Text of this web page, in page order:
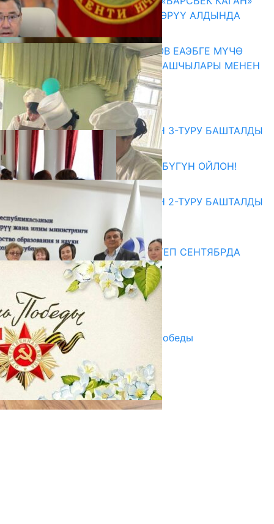
КӨРКӨМ ТАСМАСЫ ЖАРЫК КӨРҮҮ АЛДЫНДА
07.08.2026
ПРЕЗИДЕНТ САДЫР ЖАПАРОВ ЕАЭБГЕ МҮЧӨ
МАМЛЕКЕТТЕРДИН ӨКМӨТ БАШЧЫЛАРЫ МЕНЕН
ЖОЛУГУШТУ
07.08.2026
Абитуриент
ЖОЖДОРГО КАБЫЛ АЛУУНУН 3-ТУРУ БАШТАЛДЫ
27.07.2026
ӨЗҮҢДҮН КЕЛЕЧЕГИҢ ҮЧҮН БҮГҮН ОЙЛОН!
20.07.2026
ЖОЖДОРГО КАБЫЛ АЛУУНУН 2-ТУРУ БАШТАЛДЫ
20.07.2026
Медиа
СУЗАКТА 750 ОРУНДУУ МЕКТЕП СЕНТЯБРДА
ПАЙДАЛАНУУГА БЕРИЛЕТ
07.08.2025
Улуу Жеңиштин жандуу сөзү
29.04.2025
Награды в преддверии Дня Победы
29.04.2025